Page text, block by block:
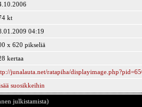
kt
04:19
x 620 pikseliä
kertaa
junalauta.net/ratapiha/
suosikkeihin
julkistamista)